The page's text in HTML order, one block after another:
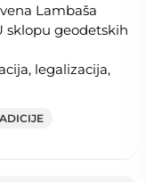
Lambaša
sklopu geodetskih
legalizacija,